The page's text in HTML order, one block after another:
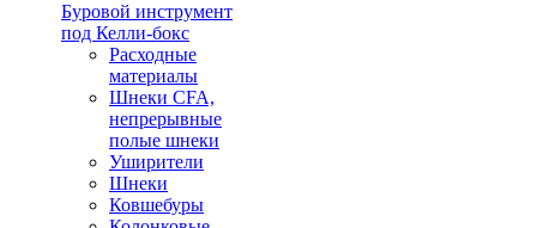
Буровой инструмент
под Келли-бокс
Расходные
материалы
Шнеки CFA,
непрерывные
полые шнеки
Уширители
Шнеки
Ковшебуры